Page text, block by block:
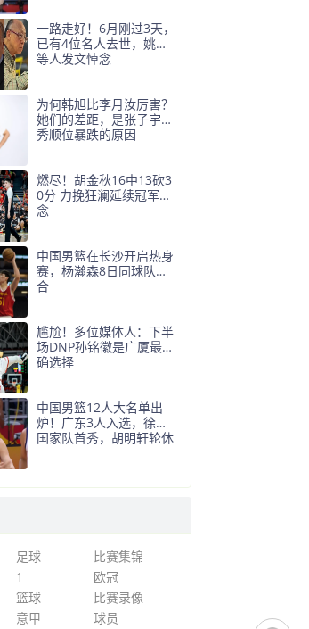
一路走好！6月刚过3天，
已有4位名人去世，姚明
等人发文悼念
为何韩旭比李月汝厉害？
她们的差距，是张子宇选
秀顺位暴跌的原因
燃尽！胡金秋16中13砍3
0分 力挽狂澜延续冠军悬
念
中国男篮在长沙开启热身
赛，杨瀚森8日同球队会
合
尴尬！多位媒体人：下半
场DNP孙铭徽是广厦最正
确选择
中国男篮12人大名单出
炉！广东3人入选，徐昕
国家队首秀，胡明轩轮休
足球
比赛集锦
1
欧冠
篮球
比赛录像
意甲 球员